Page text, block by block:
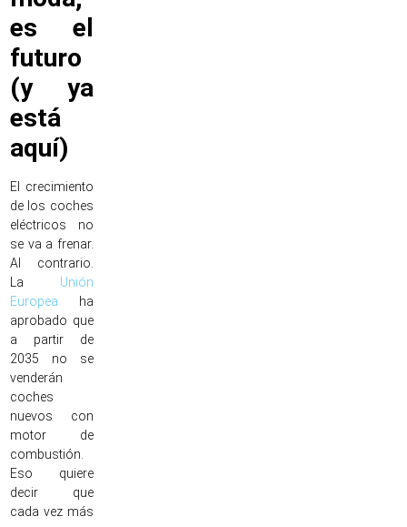
es el
futuro
(y ya
está
aquí)
El crecimiento
de los coches
eléctricos no
se va a frenar.
Al contrario.
La Unión
Europea ha
aprobado que
a partir de
2035 no se
venderán
coches
nuevos con
motor de
combustión.
Eso quiere
decir que
cada vez más